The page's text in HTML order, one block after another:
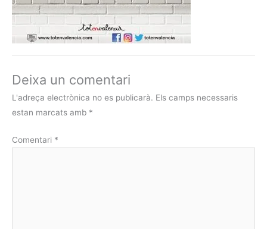
Deixa un comentari
L'adreça electrònica no es publicarà. Els camps necessaris
estan marcats amb *
Comentari *